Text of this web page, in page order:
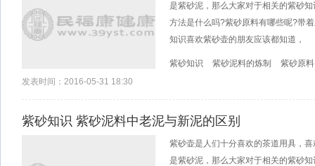
是紫砂泥，那么大家对于相关的紫砂
方法是什么吗?紫砂原料有哪些呢?带
知识喜欢紫砂壶的朋友应该都知道，
紫砂知识 紫砂泥料的炼制
紫砂原料
发表时间：2016-05-31 18:30
紫砂知识 紫砂泥料中老泥与新泥的区别
紫砂壶是人们十分喜欢的茶道用具，
是紫砂泥，那么大家对于相关的紫砂